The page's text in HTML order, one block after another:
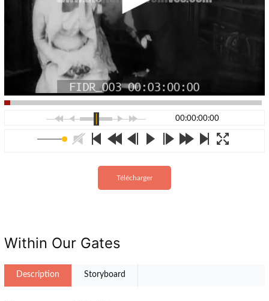
00:00:00:00
Télécharger
Within Our Gates
Description Storyboard